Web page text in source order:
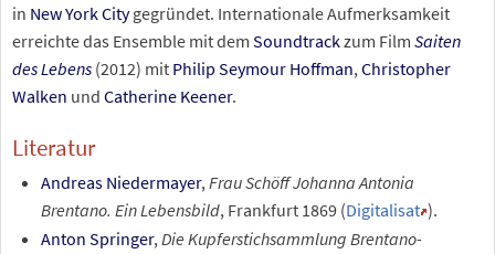
in New York Citygegründet. Internationale Aufmerksamkeit
erreichte das Ensemble mit dem Soundtrackzum Film Saiten
des Lebens (2012) mit Philip Seymour Hoffman, Christopher
Walken und Catherine Keener.
Literatur
Andreas Niedermayer, Frau Schöff Johanna Antonia
Brentano. Ein Lebensbild, Frankfurt 1869 (Digitalisat ).
Anton Springer,Die Kupferstichsammlung Brentano-